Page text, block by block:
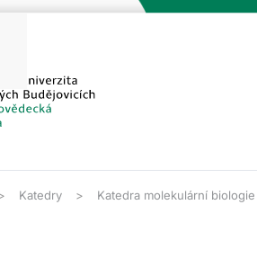
Katedry Katedra molekulární